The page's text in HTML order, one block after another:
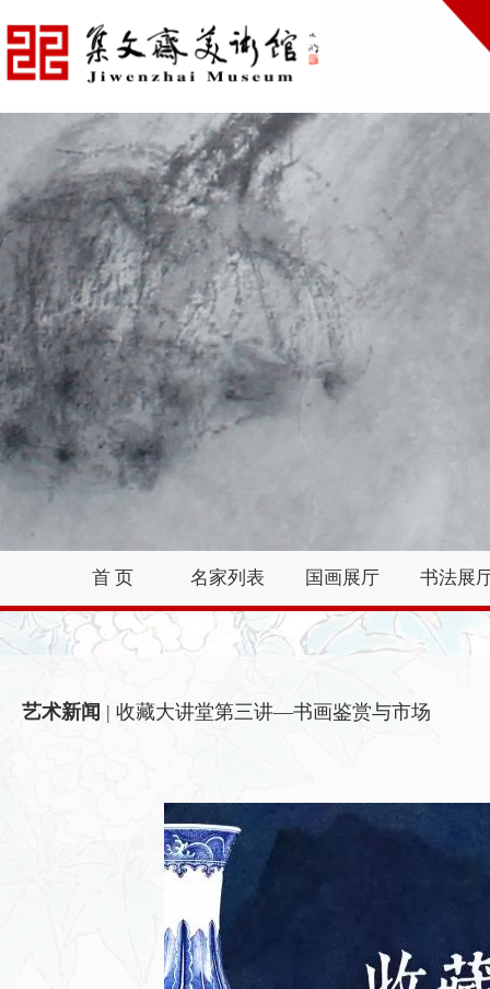
首 页 名家列表 国画展厅 书法展
艺术新闻 | 收藏大讲堂第三讲—书画鉴赏与市场